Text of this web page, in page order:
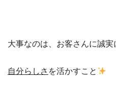
大事なのは、お客さんに誠実
自分らしさ を活かすこと